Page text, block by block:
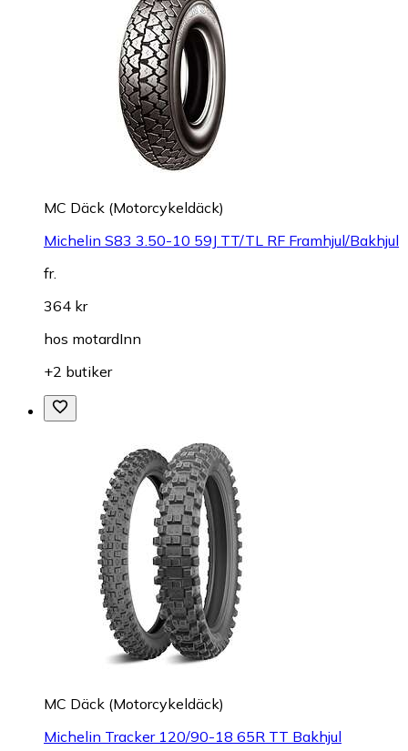
MC Däck (Motorcykeldäck)
Michelin S83 3.50-10 59J TT/TL RF Framhjul/Bakhjul
fr.
364 kr
hos motardInn
+2 butiker
MC Däck (Motorcykeldäck)
Michelin Tracker 120/90-18 65R TT Bakhjul